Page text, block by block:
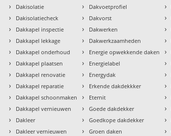
› Dakisolatie
› Dakisolatiecheck
› Dakkapel inspectie
› Dakkapel lekkage
› Dakkapel onderhoud
› Dakkapel plaatsen
› Dakkapel renovatie
› Dakkapel reparatie
› Dakkapel schoonmaken
› Dakkapel vernieuwen
› Dakleer
› Dakleer vernieuwen
› Dakvoetprofiel
› Dakvorst
› Dakwerken
› Dakwerkzaamheden
› Energie opwekkende daken
› Energielabel
› Energydak
› Erkende dakdekkker
› Eternit
› Goede dakdekker
› Goedkope dakdekker
› Groen daken
›
›
›
›
›
›
›
›
›
›
›
›